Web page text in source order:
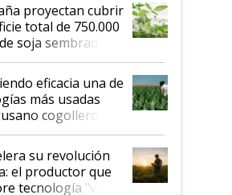
proyectan cubrir
total de 750.000
soja sembradas
generación de
que marcan un
en genética y
eficacia una de
más usadas
cogollero? El
tecnología clave
su revolución
el productor que
tecnología "va a